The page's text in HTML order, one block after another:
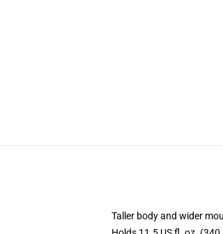
Taller body and wider